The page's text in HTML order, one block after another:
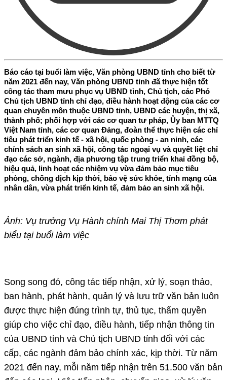
Báo cáo tại buổi làm việc, Văn phòng UBND tỉnh cho biết từ
năm 2021 đến nay, Văn phòng UBND tỉnh đã thực hiện tốt
công tác tham mưu phục vụ UBND tỉnh, Chủ tịch, các Phó
Chủ tịch UBND tỉnh chỉ đạo, điều hành hoạt động của các cơ
quan chuyên môn thuộc UBND tỉnh, UBND các huyện, thị xã,
thành phố; phối hợp với các cơ quan tư pháp, Ủy ban MTTQ
Việt Nam tỉnh, các cơ quan Đảng, đoàn thể thực hiện các chỉ
tiêu phát triển kinh tế - xã hội, quốc phòng - an ninh, các
chính sách an sinh xã hội, công tác ngoại vụ và quyết liệt chỉ
đạo các sở, ngành, địa phương tập trung triển khai đồng bộ,
hiệu quả, linh hoạt các nhiệm vụ vừa đảm bảo mục tiêu
phòng, chống dịch kịp thời, bảo vệ sức khỏe, tính mạng của
nhân dân, vừa phát triển kinh tế, đảm bảo an sinh xã hội.
Ảnh: Vụ trưởng Vụ Hành chính Mai Thị Thơm phát
biểu tại buổi làm việc
Song song đó, công tác tiếp nhận, xử lý, soạn thảo,
ban hành, phát hành, quản lý và lưu trữ văn bản luôn
được thực hiện đúng trình tự, thủ tục, thẩm quyền
giúp cho việc chỉ đạo, điều hành, tiếp nhận thông tin
của UBND tỉnh và Chủ tịch UBND tỉnh đối với các
cấp, các ngành đảm bảo chính xác, kịp thời. Từ năm
2021 đến nay, mỗi năm tiếp nhận trên 51.500 văn bản